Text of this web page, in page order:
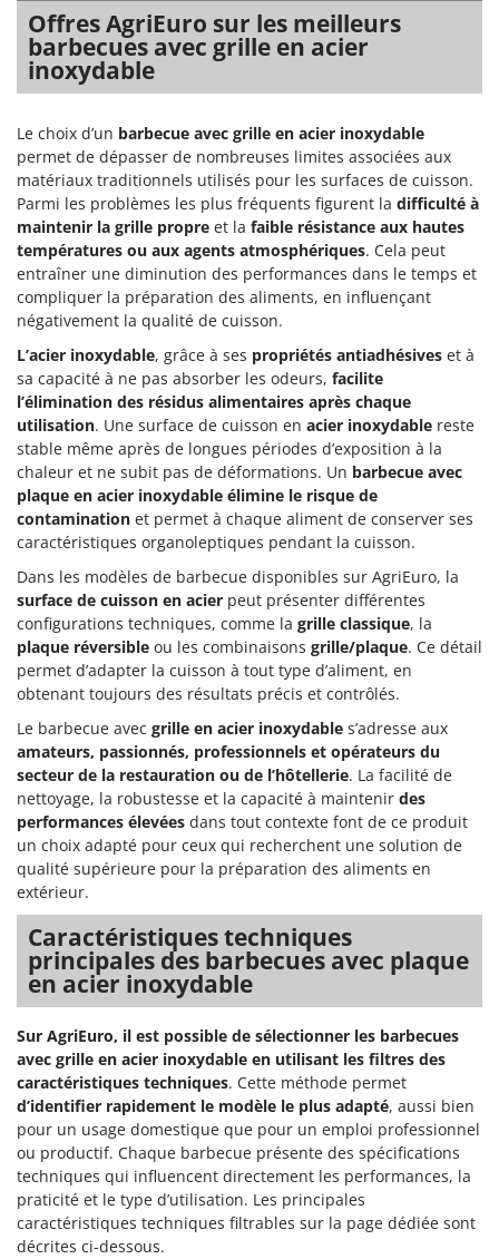
Offres AgriEuro sur les meilleurs
barbecues avec grille en acier
inoxydable
Le choix d’un barbecue avec grille en acier inoxydable
permet de dépasser de nombreuses limites associées aux
matériaux traditionnels utilisés pour les surfaces de cuisson.
Parmi les problèmes les plus fréquents figurent la difficulté à
maintenir la grille propre et la faible résistance aux hautes
températures ou aux agents atmosphériques. Cela peut
entraîner une diminution des performances dans le temps et
compliquer la préparation des aliments, en influençant
négativement la qualité de cuisson.
L’acier inoxydable, grâce à ses propriétés antiadhésives et à
sa capacité à ne pas absorber les odeurs, facilite
l’élimination des résidus alimentaires après chaque
utilisation. Une surface de cuisson en acier inoxydable reste
stable même après de longues périodes d’exposition à la
chaleur et ne subit pas de déformations. Un barbecue avec
plaque en acier inoxydable élimine le risque de
contamination et permet à chaque aliment de conserver ses
caractéristiques organoleptiques pendant la cuisson.
Dans les modèles de barbecue disponibles sur AgriEuro, la
surface de cuisson en acier peut présenter différentes
configurations techniques, comme la grille classique, la
plaque réversible ou les combinaisons grille/plaque. Ce détail
permet d’adapter la cuisson à tout type d’aliment, en
obtenant toujours des résultats précis et contrôlés.
Le barbecue avec grille en acier inoxydable s’adresse aux
amateurs, passionnés, professionnels et opérateurs du
secteur de la restauration ou de l’hôtellerie. La facilité de
nettoyage, la robustesse et la capacité à maintenir des
performances élevées dans tout contexte font de ce produit
un choix adapté pour ceux qui recherchent une solution de
qualité supérieure pour la préparation des aliments en
extérieur.
Caractéristiques techniques
principales des barbecues avec plaque
en acier inoxydable
Sur AgriEuro, il est possible de sélectionner les barbecues
avec grille en acier inoxydable en utilisant les filtres des
caractéristiques techniques. Cette méthode permet
d’identifier rapidement le modèle le plus adapté, aussi bien
pour un usage domestique que pour un emploi professionnel
ou productif. Chaque barbecue présente des spécifications
techniques qui influencent directement les performances, la
praticité et le type d’utilisation. Les principales
caractéristiques techniques filtrables sur la page dédiée sont
décrites ci-dessous.